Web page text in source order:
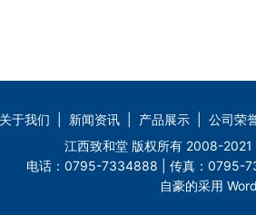
关于我们 新闻资讯 产品展示
公司荣
江西致和堂 版权所有 2008-
电话：0795-7334888 | 传真：0795-
自豪的采用